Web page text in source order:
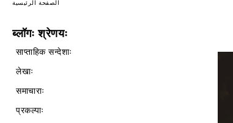
ब्लॉगः श्रेणयः
साप्ताहिक सन्देशाः
लेखाः
समाचाराः
प्रकल्पाः
الصفحة الرئيسية